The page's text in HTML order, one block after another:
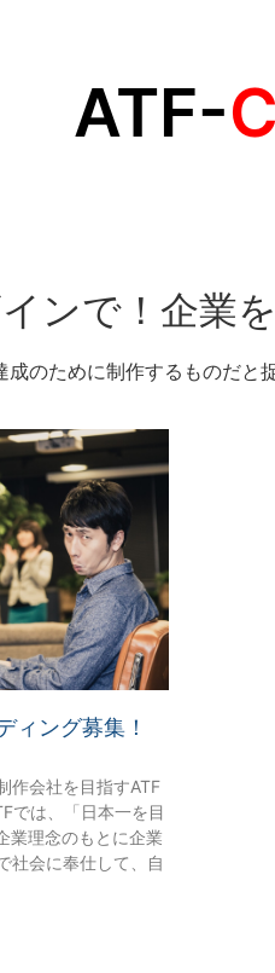
ATF-C
ンで！企業
のために制作するものだと
ィング募集！
作会社を目指すATF
では、「日本一を目
業理念のもとに企業
社会に奉仕して、自